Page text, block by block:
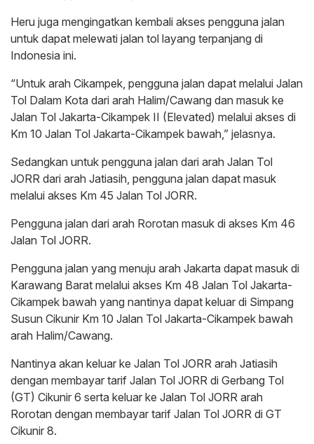
Heru juga mengingatkan kembali akses pengguna jalan
untuk dapat melewati jalan tol layang terpanjang di
Indonesia ini.
“Untuk arah Cikampek, pengguna jalan dapat melalui Jalan
Tol Dalam Kota dari arah Halim/Cawang dan masuk ke
Jalan Tol Jakarta-Cikampek II (Elevated) melalui akses di
Km 10 Jalan Tol Jakarta-Cikampek bawah,” jelasnya.
Sedangkan untuk pengguna jalan dari arah Jalan Tol
JORR dari arah Jatiasih, pengguna jalan dapat masuk
melalui akses Km 45 Jalan Tol JORR.
Pengguna jalan dari arah Rorotan masuk di akses Km 46
Jalan Tol JORR.
Pengguna jalan yang menuju arah Jakarta dapat masuk di
Karawang Barat melalui akses Km 48 Jalan Tol Jakarta-
Cikampek bawah yang nantinya dapat keluar di Simpang
Susun Cikunir Km 10 Jalan Tol Jakarta-Cikampek bawah
arah Halim/Cawang.
Nantinya akan keluar ke Jalan Tol JORR arah Jatiasih
dengan membayar tarif Jalan Tol JORR di Gerbang Tol
(GT) Cikunir 6 serta keluar ke Jalan Tol JORR arah
Rorotan dengan membayar tarif Jalan Tol JORR di GT
Cikunir 8.